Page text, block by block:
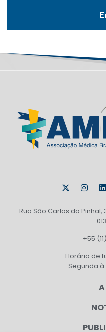
Rua São Carlos do Pinhal,
+55
Horário de
Segunda à